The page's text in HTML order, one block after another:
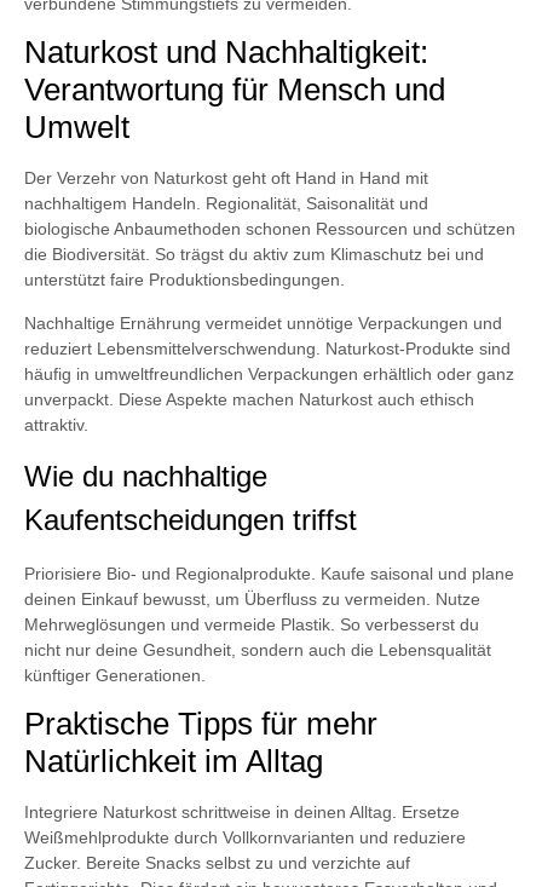
Naturkost und Nachhaltigkeit:
Verantwortung für Mensch und
Umwelt
Der Verzehr von Naturkost geht oft Hand in Hand mit
nachhaltigem Handeln. Regionalität, Saisonalität und
biologische Anbaumethoden schonen Ressourcen und schützen
die Biodiversität. So trägst du aktiv zum Klimaschutz bei und
unterstützt faire Produktionsbedingungen.
Nachhaltige Ernährung vermeidet unnötige Verpackungen und
reduziert Lebensmittelverschwendung. Naturkost-Produkte sind
häufig in umweltfreundlichen Verpackungen erhältlich oder ganz
unverpackt. Diese Aspekte machen Naturkost auch ethisch
attraktiv.
Wie du nachhaltige
Kaufentscheidungen triffst
Priorisiere Bio- und Regionalprodukte. Kaufe saisonal und plane
deinen Einkauf bewusst, um Überfluss zu vermeiden. Nutze
Mehrweglösungen und vermeide Plastik. So verbesserst du
nicht nur deine Gesundheit, sondern auch die Lebensqualität
künftiger Generationen.
Praktische Tipps für mehr
Natürlichkeit im Alltag
Integriere Naturkost schrittweise in deinen Alltag. Ersetze
Weißmehlprodukte durch Vollkornvarianten und reduziere
Zucker. Bereite Snacks selbst zu und verzichte auf